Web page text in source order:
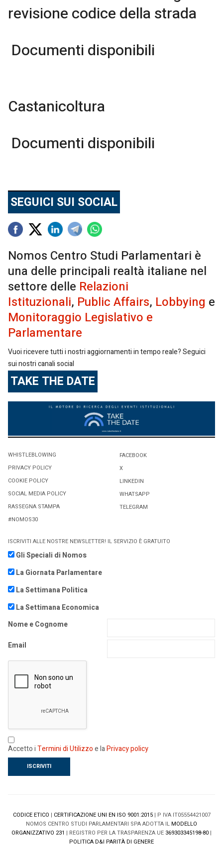
revisione codice della strada
Documenti disponibili
Castanicoltura
Documenti disponibili
SEGUICI SUI SOCIAL
Nomos Centro Studi Parlamentari è
una delle principali realtà italiane nel
settore delle Relazioni
Istituzionali, Public Affairs, Lobbying e
Monitoraggio Legislativo e
Parlamentare
Vuoi ricevere tutti i nostri aggiornamenti in tempo reale? Seguici
sui nostri canali social
TAKE THE DATE
WHISTLEBLOWING
PRIVACY POLICY
COOKIE POLICY
SOCIAL MEDIA POLICY
RASSEGNA STAMPA
#NOMOS30
FACEBOOK
X
LINKEDIN
WHATSAPP
TELEGRAM
ISCRIVITI ALLE NOSTRE NEWSLETTER! IL SERVIZIO È GRATUITO
Gli Speciali di Nomos
La Giornata Parlamentare
La Settimana Politica
La Settimana Economica
Nome e Cognome
Email
Accetto iTermini di Utilizzoe laPrivacy policy
CODICE ETICO | CERTIFICAZIONE UNI EN ISO 9001:2015| P IVA IT05554421007
NOMOS CENTRO STUDI PARLAMENTARI SPA ADOTTA IL MODELLO
ORGANIZZATIVO 231 | REGISTRO PER LA TRASPARENZA UE 369303345198-80 |
POLITICA D&I PARITÀ DI GENERE